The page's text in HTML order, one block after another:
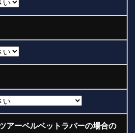
アーベルベットラバーの場合の